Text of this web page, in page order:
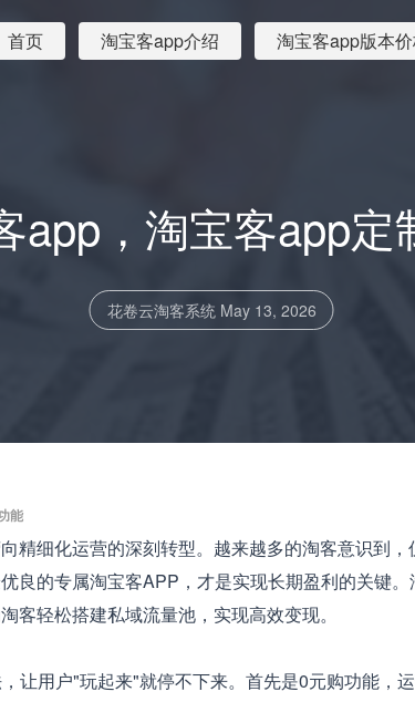
淘宝客app版本
淘宝客app介绍
首页
app，淘宝客app定
花卷云淘客系统 May 13, 2026
能
细化运营的深刻转型。越来越多的淘客意识到，
良的专属淘宝客APP，才是实现长期盈利的关键
客轻松搭建私域流量池，实现高效变现。
用户"玩起来"就停不下来。首先是0元购功能，